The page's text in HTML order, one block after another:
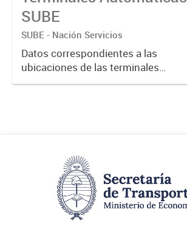
SUBE
SUBE - Nación Servicios
Datos correspondientes a las
ubicaciones de las terminales
automáticas de auto servicio (TAS)